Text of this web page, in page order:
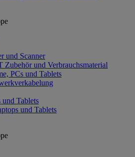
und Scanner
Zubehör und Verbrauchsmaterial
PCs und Tablets
und Tablets
und Tablets